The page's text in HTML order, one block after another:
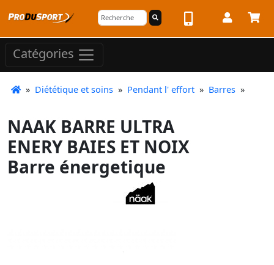
Catégories
» Diététique et soins » Pendant l' effort » Barres »
NAAK BARRE ULTRA
ENERY BAIES ET NOIX
Barre énergetique